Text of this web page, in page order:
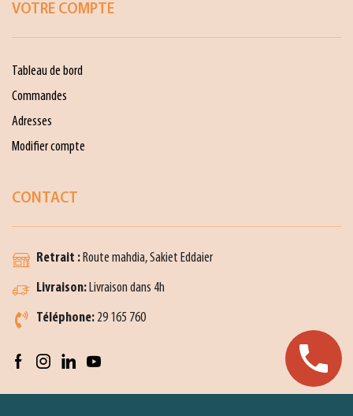
VOTRE COMPTE
Tableau de bord
Commandes
Adresses
Modifier compte
CONTACT
Retrait :Route mahdia, Sakiet Eddaier
Livraison:Livraison dans 4h
Téléphone: 29 165 760